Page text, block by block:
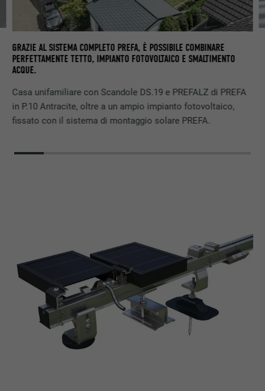
GRAZIE AL SISTEMA COMPLETO PREFA, È POSSIBILE COMBINARE
PERFETTAMENTE TETTO, IMPIANTO FOTOVOLTAICO E SMALTIMENTO
ACQUE.
Casa unifamiliare con Scandole DS.19 e PREFALZ di PREFA
in P.10 Antracite, oltre a un ampio impianto fotovoltaico,
fissato con il sistema di montaggio solare PREFA.